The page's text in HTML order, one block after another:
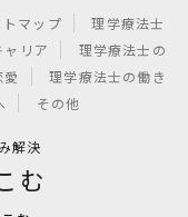
マップ
理学療法士
リア
理学療法士の
理学療法士の働き
その他
解決
む